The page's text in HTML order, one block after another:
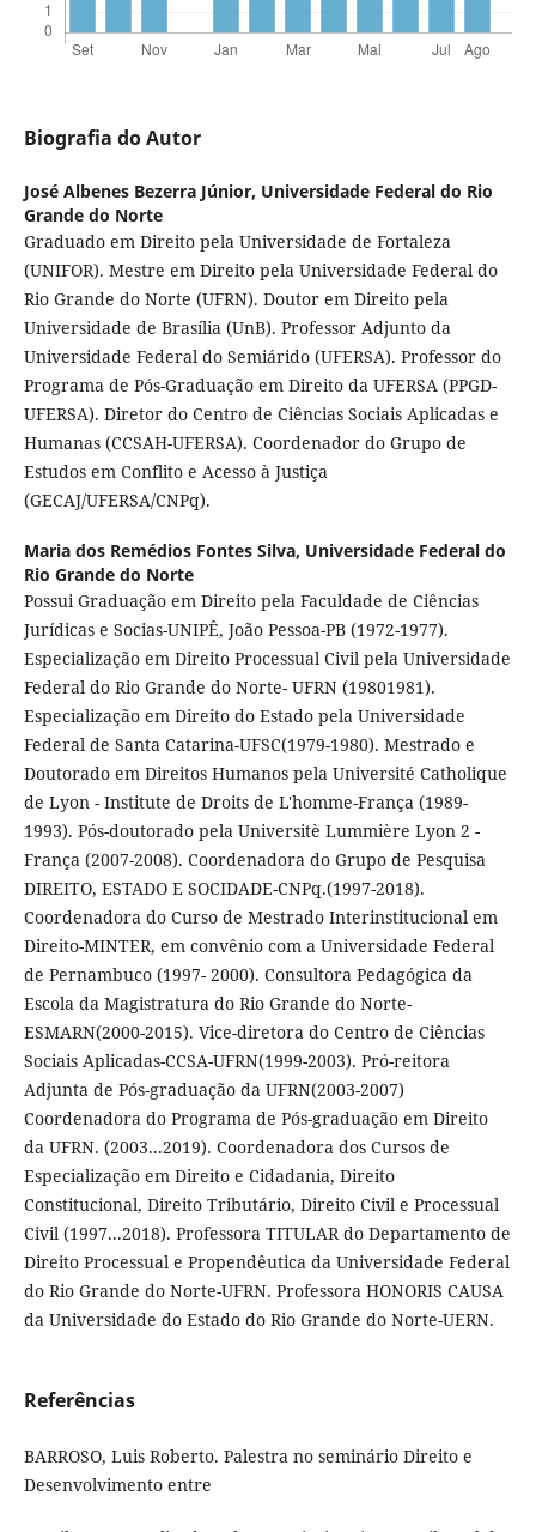
Biografia do Autor
José Albenes Bezerra Júnior, Universidade Federal do Rio
Grande do Norte
Graduado em Direito pela Universidade de Fortaleza
(UNIFOR). Mestre em Direito pela Universidade Federal do
Rio Grande do Norte (UFRN). Doutor em Direito pela
Universidade de Brasília (UnB). Professor Adjunto da
Universidade Federal do Semiárido (UFERSA). Professor do
Programa de Pós-Graduação em Direito da UFERSA (PPGD-
UFERSA). Diretor do Centro de Ciências Sociais Aplicadas e
Humanas (CCSAH-UFERSA). Coordenador do Grupo de
Estudos em Conflito e Acesso à Justiça
(GECAJ/UFERSA/CNPq).
Maria dos Remédios Fontes Silva, Universidade Federal do
Rio Grande do Norte
Possui Graduação em Direito pela Faculdade de Ciências
Jurídicas e Socias-UNIPÊ, João Pessoa-PB (1972-1977).
Especialização em Direito Processual Civil pela Universidade
Federal do Rio Grande do Norte- UFRN (19801981).
Especialização em Direito do Estado pela Universidade
Federal de Santa Catarina-UFSC(1979-1980). Mestrado e
Doutorado em Direitos Humanos pela Université Catholique
de Lyon - Institute de Droits de L'homme-França (1989-
1993). Pós-doutorado pela Universitè Lummière Lyon 2 -
França (2007-2008). Coordenadora do Grupo de Pesquisa
DIREITO, ESTADO E SOCIDADE-CNPq.(1997-2018).
Coordenadora do Curso de Mestrado Interinstitucional em
Direito-MINTER, em convênio com a Universidade Federal
de Pernambuco (1997- 2000). Consultora Pedagógica da
Escola da Magistratura do Rio Grande do Norte-
ESMARN(2000-2015). Vice-diretora do Centro de Ciências
Sociais Aplicadas-CCSA-UFRN(1999-2003). Pró-reitora
Adjunta de Pós-graduação da UFRN(2003-2007)
Coordenadora do Programa de Pós-graduação em Direito
da UFRN. (2003...2019). Coordenadora dos Cursos de
Especialização em Direito e Cidadania, Direito
Constitucional, Direito Tributário, Direito Civil e Processual
Civil (1997...2018). Professora TITULAR do Departamento de
Direito Processual e Propendêutica da Universidade Federal
do Rio Grande do Norte-UFRN. Professora HONORIS CAUSA
da Universidade do Estado do Rio Grande do Norte-UERN.
Referências
BARROSO, Luis Roberto. Palestra no seminário Direito e
Desenvolvimento entre